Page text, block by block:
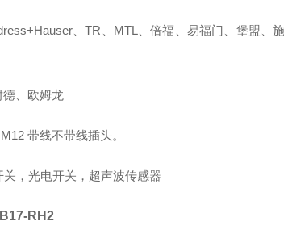
、TR、MTL、倍福、易福门、堡盟、
、欧姆龙
带线不带线插头。
，光电开关，超声波传感器
RH2